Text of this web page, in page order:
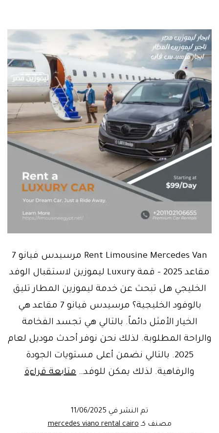
Rent Limousine Mercedes Van مرسيدس فيانو 7
مقاعد 2025 – قمة Luxury ليموزين لاستقبال الوفد
الخليجي هل تبحث عن خدمة ليموزين المطار تليق
بالوفود الخليجية؟ مرسيدس فيانو 7 مقاعد هي
الخيار الأمثل دائماً. بالتالي هي تجسد الفخامة
والراحة المطلوبة. لذلك نحن نوفر أحدث موديل لعام
2025. بالتالي نضمن أعلى مستويات الجودة
والرفاهية. لذلك يمكن للوفد… متابعة قراءة
تم النشر في 11/06/2025
مصنف كـmercedes viano rental cairo